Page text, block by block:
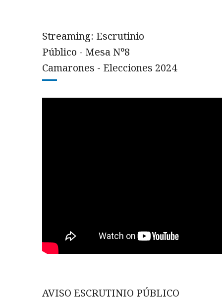
Streaming: Escrutinio
Público - Mesa Nº8
Camarones - Elecciones 2024
AVISO ESCRUTINIO PÚBLICO